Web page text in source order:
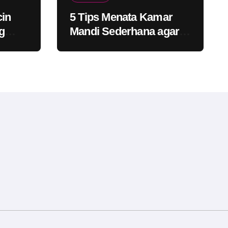
5 Tips Menata Kamar
Mandi Sederhana agar